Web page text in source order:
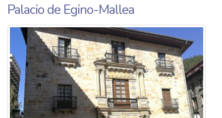
Palacio de Egino-Mallea